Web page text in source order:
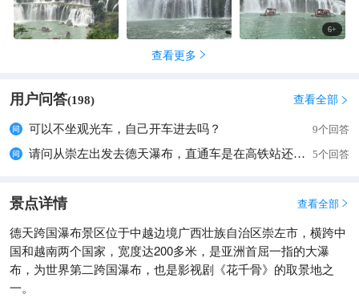
6+
查看更多 
用户问答(198) 查看全部 
可以不坐观光车，自己开车进去吗？ 9个回答
请问从崇左出发去德天瀑布，直通车是在高铁站还是国际客运中心？时刻表有么？趣边关上没有票 5个回答
景点详情 查看全部 
德天跨国瀑布景区位于中越边境广西壮族自治区崇左市，横跨中
国和越南两个国家，宽度达200多米，是亚洲首屈一指的大瀑
布，为世界第二跨国瀑布，也是影视剧《花千骨》的取景地之
一。